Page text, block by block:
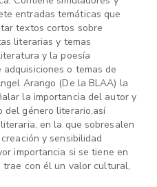
entradas temáticas que
textos cortos sobre
literarias y temas
y la poesía
o temas de
Arango (De la BLAA) la
la importancia del autor y
del género literario,así
en la que sobresalen
y sensibilidad
importancia si se tiene en
con él un valor cultural,